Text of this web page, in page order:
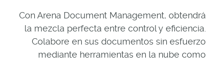
Con Arena Document Management, obtendrá
la mezcla perfecta entre control y eficiencia.
Colabore en sus documentos sin esfuerzo
mediante herramientas en la nube como